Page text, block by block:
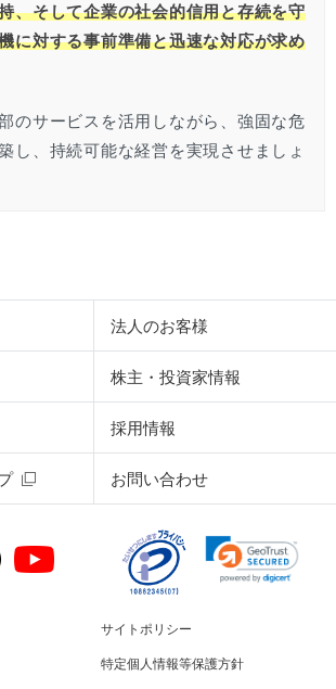
、そして企業の社会的信用と存続を守
に対する事前準備と迅速な対応が求め
のサービスを活用しながら、強固な危
し、持続可能な経営を実現させましょ
法人のお客様
株主・投資家情報
お問い合わせ
採用情報
サイトポリシー
特定個人情報等保護方針